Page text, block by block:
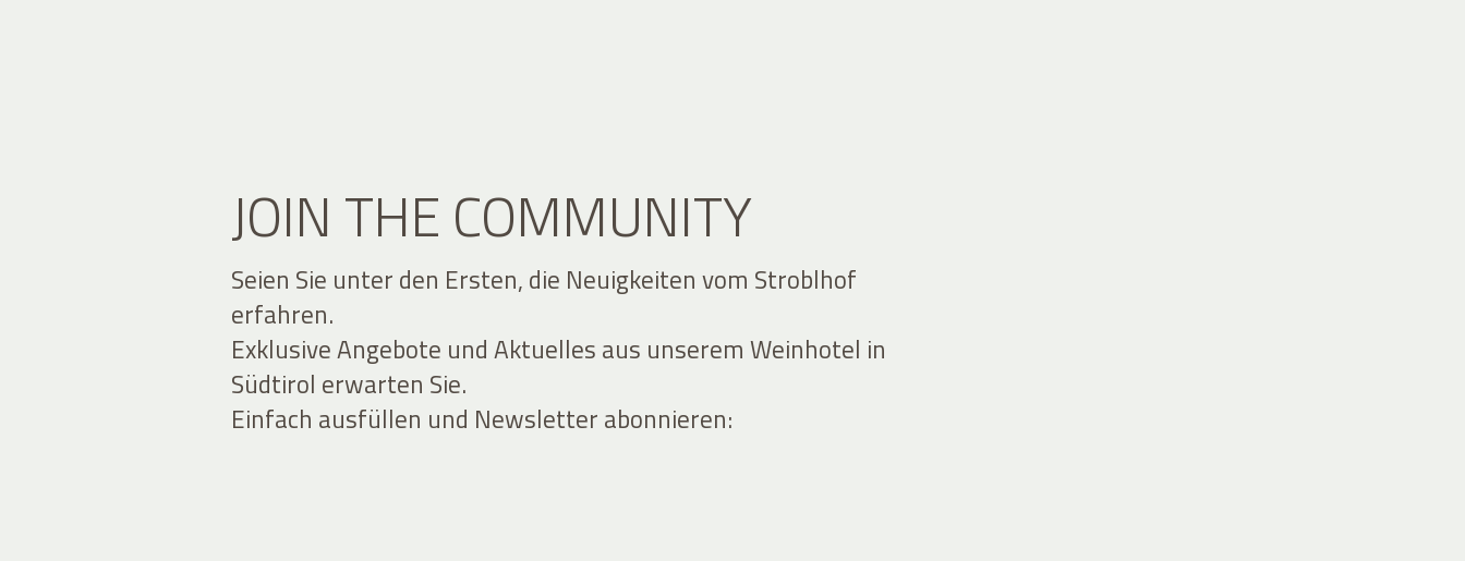
JOIN THE COMMUNITY
Seien Sie unter den Ersten, die Neuigkeiten vom Stroblhof
erfahren.
Exklusive Angebote und Aktuelles aus unserem Weinhotel in
Südtirol erwarten Sie.
Einfach ausfüllen und Newsletter abonnieren: